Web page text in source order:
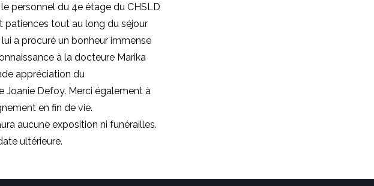
personnel du 4e étage du CHSLD
patiences tout au long du séjour
a procuré un bonheur immense
à la docteure Marika
appréciation du
Defoy. Merci également à
en fin de vie.
aucune exposition ni funérailles.
ultérieure.